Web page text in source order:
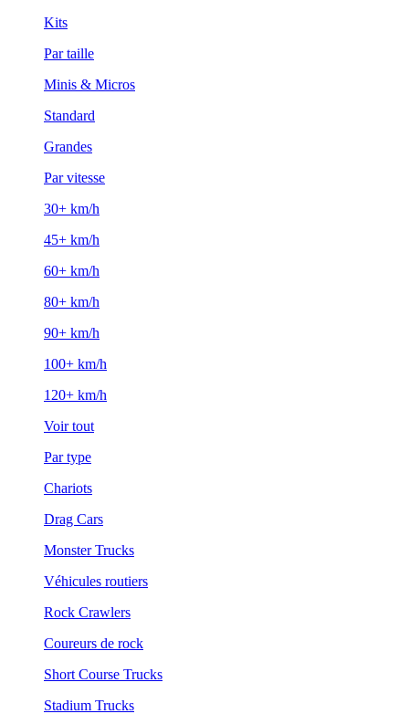
Kits
Par taille
Minis & Micros
Standard
Grandes
Par vitesse
30+ km/h
45+ km/h
60+ km/h
80+ km/h
90+ km/h
100+ km/h
120+ km/h
Voir tout
Par type
Chariots
Drag Cars
Monster Trucks
Véhicules routiers
Rock Crawlers
Coureurs de rock
Short Course Trucks
Stadium Trucks